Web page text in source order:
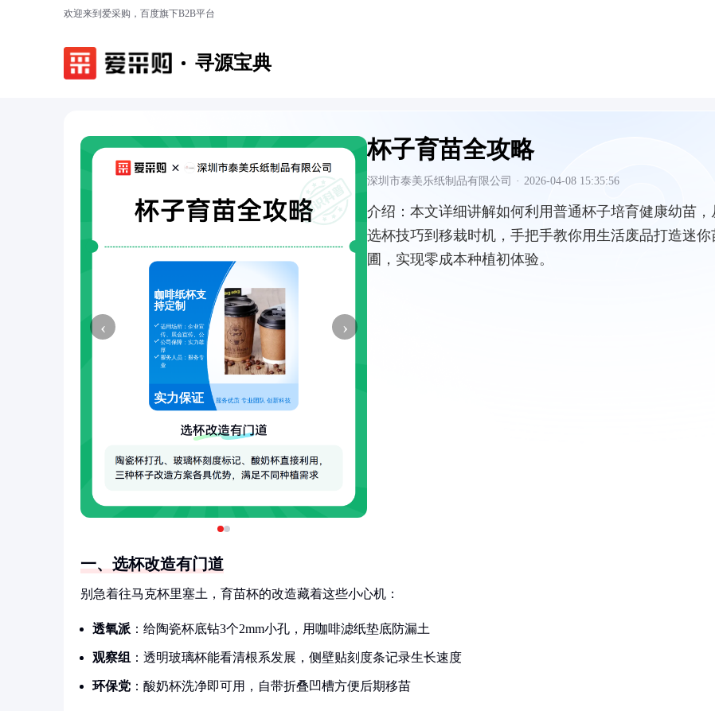
欢迎来到爱采购，百度旗下B2B平台
寻源宝典
‹ ›
杯子育苗全攻略
深圳市泰美乐纸制品有限公司 · 2026-04-08 15:35:56
介绍： 本文详细讲解如何利用普通杯子培育健康幼苗，
选杯技巧到移栽时机，手把手教你用生活废品打造迷你
圃，实现零成本种植初体验。
一、选杯改造有门道
别急着往马克杯里塞土，育苗杯的改造藏着这些小心机：
透氧派 ：给陶瓷杯底钻3个2mm小孔，用咖啡滤纸垫底防漏土
观察组 ：透明玻璃杯能看清根系发展，侧壁贴刻度条记录生长速度
环保党 ：酸奶杯洗净即可用，自带折叠凹槽方便后期移苗